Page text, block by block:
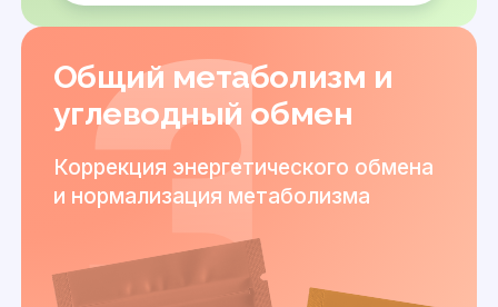
Общий метаболизм и
углеводный обмен
Коррекция энергетического обмена
и нормализация метаболизма